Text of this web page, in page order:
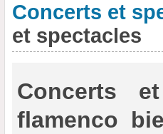
Concerts et
et spectacles
Concerts
flamenco